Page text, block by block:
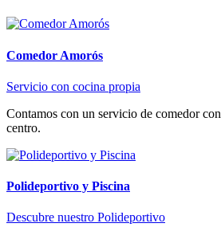
Comedor Amorós
Servicio con cocina propia
Contamos con un servicio de comedor
centro.
Polideportivo y Piscina
Descubre nuestro Polideportivo